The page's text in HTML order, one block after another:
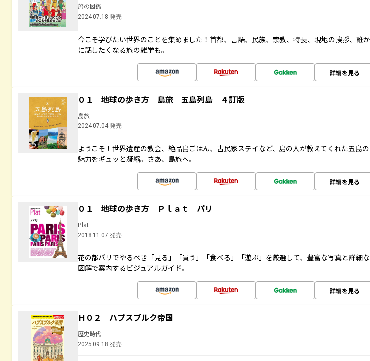
旅の図鑑
2024.07.18 発売
今こそ学びたい世界のことを集めました！首都、言語、民族、宗教、特長、現地の挨拶、誰か
に話したくなる旅の雑学も。
詳細を見る
０１ 地球の歩き方 島旅 五島列島 ４訂版
島旅
2024.07.04 発売
ようこそ！世界遺産の教会、絶品島ごはん、古民家ステイなど、島の人が教えてくれた五島の
魅力をギュッと凝縮。さあ、島旅へ。
詳細を見る
０１ 地球の歩き方 Ｐｌａｔ パリ
Plat
2018.11.07 発売
花の都パリでやるべき「見る」「買う」「食べる」「遊ぶ」を厳選して、豊富な写真と詳細な
図解で案内するビジュアルガイド。
詳細を見る
Ｈ０２ ハプスブルク帝国
歴史時代
2025.09.18 発売